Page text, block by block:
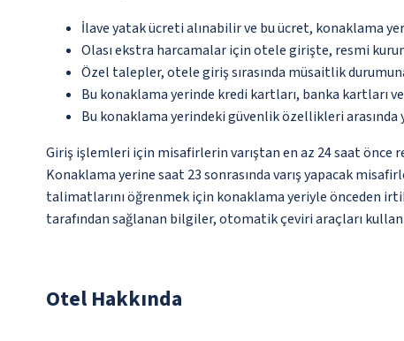
İlave yatak ücreti alınabilir ve bu ücret, konaklama
Olası ekstra harcamalar için otele girişte, resmi
Özel talepler, otele giriş sırasında müsaitlik
Bu konaklama yerinde kredi kartları, banka kartları
Bu konaklama yerindeki güvenlik özellikleri arasında
Giriş işlemleri için misafirlerin varıştan en az 24 saat önce
Konaklama yerine saat 23 sonrasında varış yapacak
talimatlarını öğrenmek için konaklama yeriyle önceden
tarafından sağlanan bilgiler, otomatik çeviri araçları
Otel Hakkında